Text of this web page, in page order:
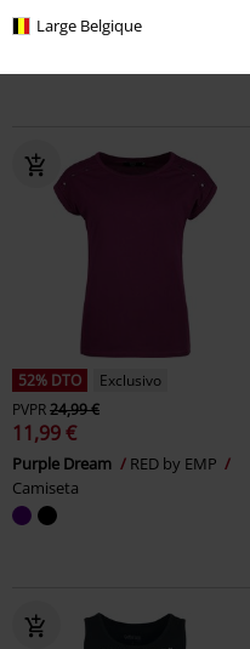
Large Belgique
52% DTO
Exclusivo
PVPR24,99 €
11,99 €
Purple Dream
RED by EMP
Camiseta